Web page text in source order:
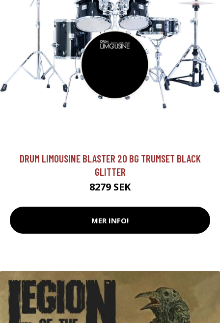
DRUM LIMOUSINE BLASTER 20 BG TRUMSET BLACK
GLITTER
8279 SEK
MER INFO!